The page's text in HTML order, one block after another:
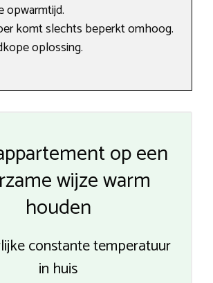
opwarmtijd.
komt slechts beperkt omhoog.
oplossing.
op een
wijze warm
houden
constante temperatuur
in huis